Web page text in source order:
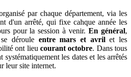
par chaque département, via les
d'un arrêté, qui fixe cahque année les
pour la session à venir.En général,
déroule entre mars et avrilet les
ont lieu courant octobre. Dans tous
systématiquement les dates et les arrêtés
leur site internet.